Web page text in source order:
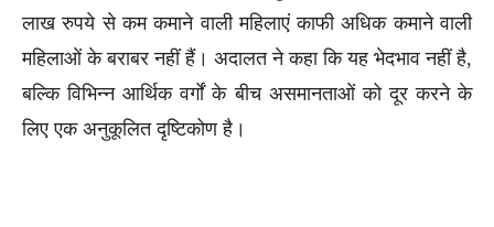
लाख रुपये से कम कमाने वाली महिलाएं काफी अधिक कमाने वाली
महिलाओं के बराबर नहीं हैं। अदालत ने कहा कि यह भेदभाव नहीं है,
बल्कि विभिन्न आर्थिक वर्गों के बीच असमानताओं को दूर करने के
लिए एक अनुकूलित दृष्टिकोण है।